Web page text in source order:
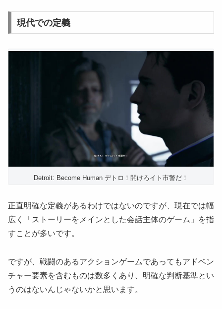
現代での定義
Detroit: Become Human デトロ！開けろイト市警だ！
正直明確な定義があるわけではないのですが、現在では幅
広く「ストーリーをメインとした会話主体のゲーム」を指
すことが多いです。
ですが、戦闘のあるアクションゲームであってもアドベン
チャー要素を含むものは数多くあり、明確な判断基準とい
うのはないんじゃないかと思います。